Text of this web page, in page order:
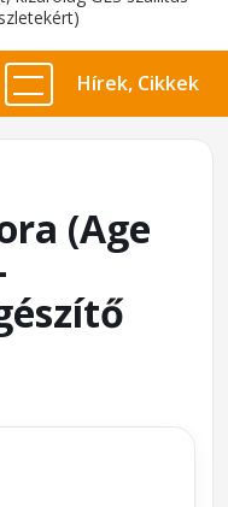
Hírek, Cikkek
(Age